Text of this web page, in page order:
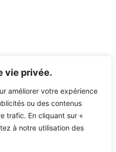
vie privée.
améliorer votre expérience
ou des contenus
trafic. En cliquant sur «
à notre utilisation des